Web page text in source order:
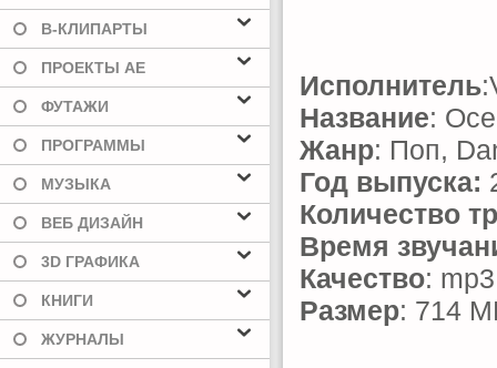
В-КЛИПАРТЫ
ПРОЕКТЫ AE
ФУТАЖИ
ПРОГРАММЫ
МУЗЫКА
ВЕБ ДИЗАЙН
3D ГРАФИКА
КНИГИ
ЖУРНАЛЫ
Исполнитель
Название:
Жанр: Поп,
Год выпуска:
Количество
Время
Качество:
Размер: 714